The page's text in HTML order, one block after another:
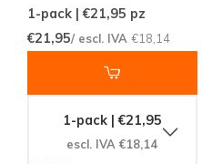
1-pack | €21,95 pz
€21,95/ escl. IVA €18,14
1-pack | €21,95
escl. IVA €18,14